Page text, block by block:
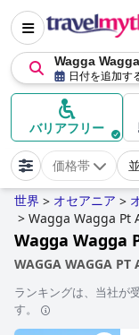
Wagga
日付を追加す
バリアフリー
価格帯
世界 > オセアニア >
> Wagga Wagga Pt
Wagga Wagga
WAGGA WAGGA PT
ランキングは、当社が
す。